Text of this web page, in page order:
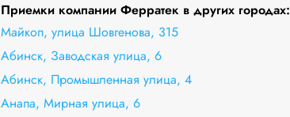
Приемки компании Ферратек в других городах:
Майкоп, улица Шовгенова, 315
Абинск, Заводская улица, 6
Абинск, Промышленная улица, 4
Анапа, Мирная улица, 6